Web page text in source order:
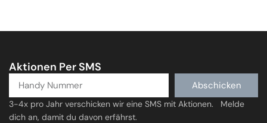
Aktionen Per SMS
Abschicken
3-4x pro Jahr verschicken wir eine SMS mit Aktionen. Melde
dich an, damit du davon erfährst.